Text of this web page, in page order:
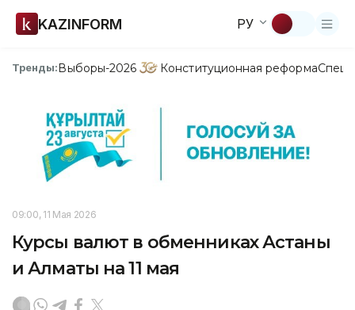
KAZINFORM РУ
Тренды:Выборы-2026 Конституционная реформа
09:00, 11 Мая 2026
Курсы валют в обменниках Астаны
и Алматы на 11 мая